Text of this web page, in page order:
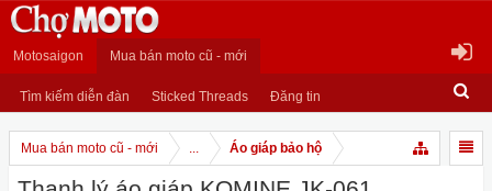
Motosaigon Mua bán moto cũ - mới
Tìm kiếm diễn đàn Sticked Threads Đăng tin
Mua bán moto cũ - mới ... Áo giáp bảo hộ